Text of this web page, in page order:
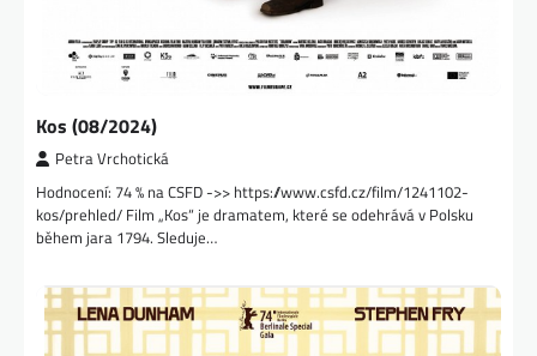
Kos (08/2024)
Petra Vrchotická
Hodnocení: 74 % na CSFD ->> https://www.csfd.cz/film/1241102-
kos/prehled/ Film „Kos“ je dramatem, které se odehrává v Polsku
během jara 1794. Sleduje…